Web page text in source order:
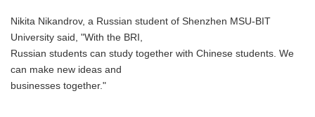
Nikita Nikandrov, a Russian student of Shenzhen MSU-BIT
University said, "With the BRI,
Russian students can study together with Chinese students. We
can make new ideas and
businesses together."